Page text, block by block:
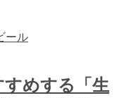
めする「生